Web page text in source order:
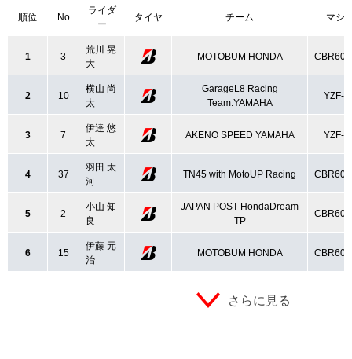
順位 No
ライダ
ー
タイヤ チーム マシ
1 3
荒川 晃
大
MOTOBUM HONDA
2 10
横山 尚
太
GarageL8 Racing
Team.YAMAHA
YZF-
3 7
伊達 悠
太
AKENO SPEED YAMAHA YZF-
4 37
羽田 太
河
TN45 with MotoUP Racing
5 2
小山 知
良
JAPAN POST HondaDream
TP
6 15
伊藤 元
治
MOTOBUM HONDA
さらに見る